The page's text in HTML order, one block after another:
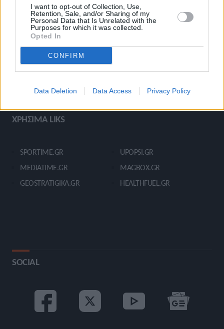
I want to opt-out of Collection, Use,
Retention, Sale, and/or Sharing of my
Personal Data that Is Unrelated with the
Purposes for which it was collected.
Opted In
CONFIRM
Data Deletion Data Access Privacy Policy
STIVOSTIME INFO
Εμείς
ΧΡΗΣΙΜΑ LIKS
SPORTIME.GR
MEDIATIME.GR
GEOSTRATIGIKA.GR
UPOPSI.GR
MAGBOX.GR
HEALTHFUEL.GR
SOCIAL